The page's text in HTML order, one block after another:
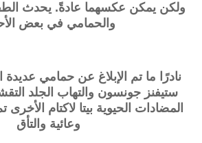
ولكن يمكن عكسهما عادةً. يحدث
والحمامي في بعض
نادرًا ما تم الإبلاغ عن حمامي عديدة
ستيفنز جونسون والتهاب الجلد
المضادات الحيوية بيتا لاكتام الأخرى
وعائية والتأق